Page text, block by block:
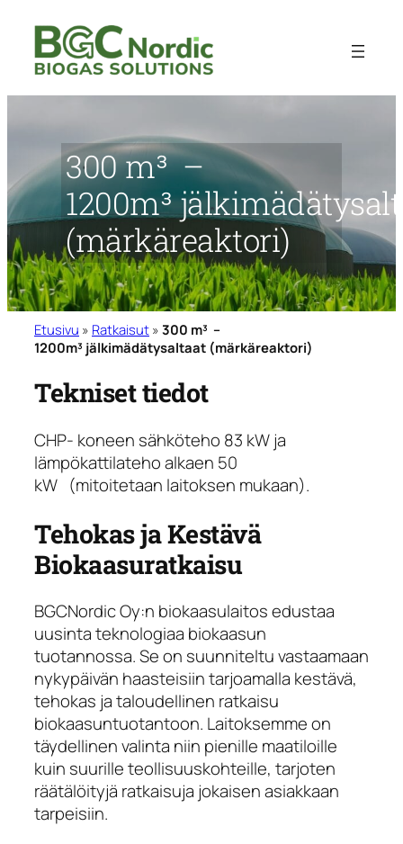
sisältöön
300 m³ –
1200m³
(märkäreaktori)
Etusivu » Ratkaisut » 300 m³ –
1200m³ jälkimädätysaltaat (märkäreaktori)
Tekniset tiedot
CHP- koneen sähköteho 83 kW ja
lämpökattilateho alkaen 50
kW (mitoitetaan laitoksen mukaan).
Tehokas ja Kestävä
Biokaasuratkaisu
BGCNordic Oy:n biokaasulaitos edustaa
uusinta teknologiaa biokaasun
tuotannossa. Se on suunniteltu vastaamaan
nykypäivän haasteisiin tarjoamalla kestävä,
tehokas ja taloudellinen ratkaisu
biokaasuntuotantoon. Laitoksemme on
täydellinen valinta niin pienille maatiloille
kuin suurille teollisuuskohteille, tarjoten
räätälöityjä ratkaisuja jokaisen asiakkaan
tarpeisiin.